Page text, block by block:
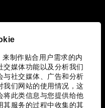
制作贴合用户需求的内
交媒体功能以及分析我们
与社交媒体、广告和分析
我们网站的使用情况，这
将此类信息与您提供给他
其服务的过程中收集的其